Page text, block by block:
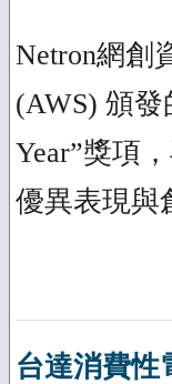
Netron網創
(AWS) 頒發
Year”獎項
優異表現與
台達消費性